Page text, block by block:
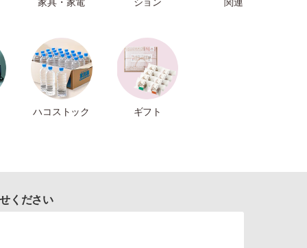
ハコストック ギフト
ください